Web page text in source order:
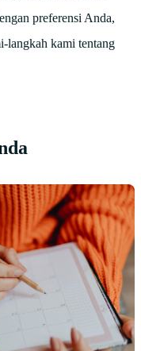
preferensi Anda,
langkah kami tentang